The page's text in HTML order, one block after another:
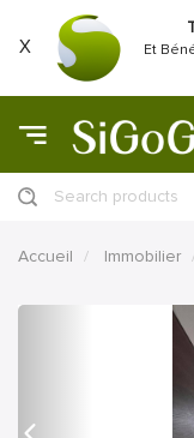
X
Et
Search products
Accueil Immobilier